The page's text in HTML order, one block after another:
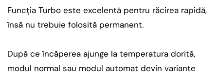
Funcția Turbo este excelentă pentru răcirea rapidă,
însă nu trebuie folosită permanent.
După ce încăperea ajunge la temperatura dorită,
modul normal sau modul automat devin variante